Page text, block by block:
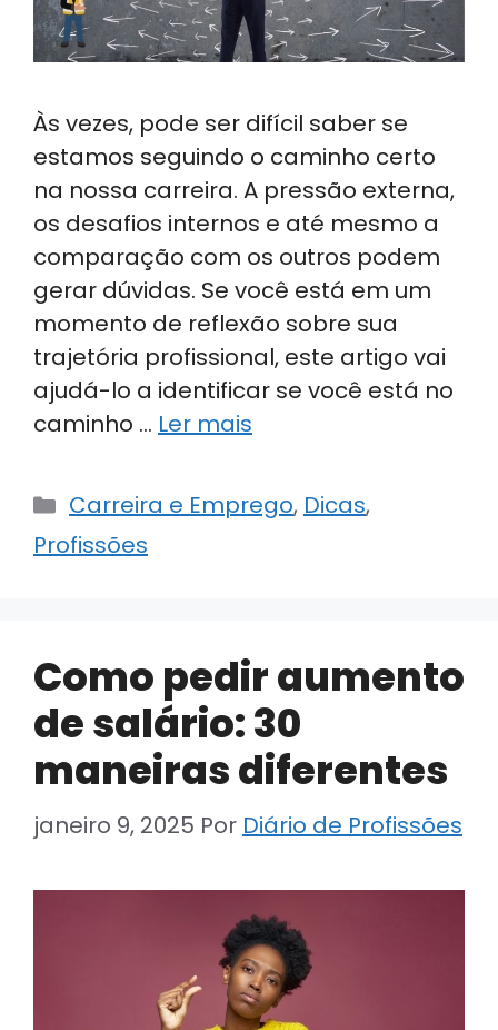
Às vezes, pode ser difícil saber se
estamos seguindo o caminho certo
na nossa carreira. A pressão externa,
os desafios internos e até mesmo a
comparação com os outros podem
gerar dúvidas. Se você está em um
momento de reflexão sobre sua
trajetória profissional, este artigo vai
ajudá-lo a identificar se você está no
caminho … Ler mais
Categorias
Carreira e Emprego, Dicas,
Profissões
Como pedir aumento
de salário: 30
maneiras diferentes
janeiro 9, 2025 Por Diário de Profissões